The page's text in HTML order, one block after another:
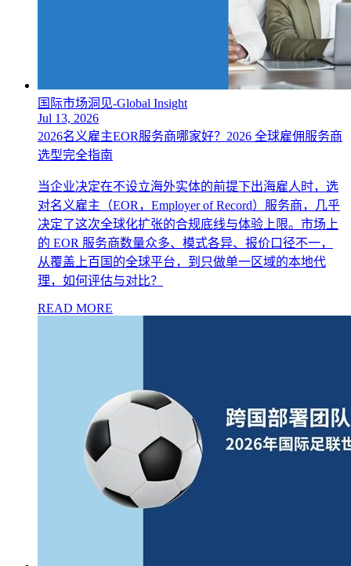
国际市场洞见-Global Insight
Jul 13, 2026
2026名义雇主EOR服务商哪家好？2026 全球雇佣服务商
选型完全指南
当企业决定在不设立海外实体的前提下出海雇人时，选
对名义雇主（EOR，Employer of Record）服务商，几乎
决定了这次全球化扩张的合规底线与体验上限。市场上
的 EOR 服务商数量众多、模式各异、报价口径不一，
从覆盖上百国的全球平台，到只做单一区域的本地代
理，如何评估与对比？
READ MORE